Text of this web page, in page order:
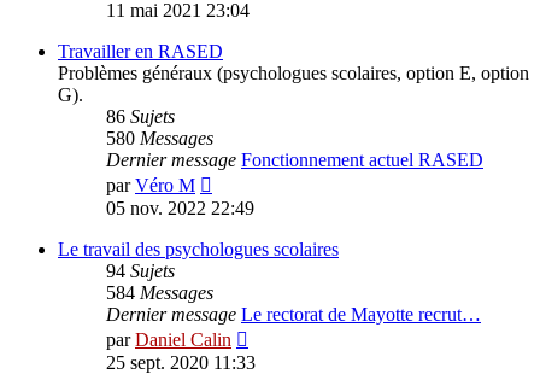
le
11 mai 2021 23:04
Travailler en RASED
Problèmes généraux (psychologues scolaires, option E, option
G).
86 Sujets
580 Messages
Dernier message Fonctionnement actuel RASED
parVéro M
le
message
05 nov. 2022 22:49
Le travail des psychologues scolaires
94 Sujets
584 Messages
Dernier message Le rectorat de Mayotte recrut…
parDaniel Calin
le
25 sept. 2020 11:33